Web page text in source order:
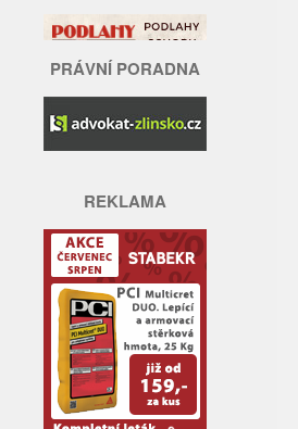
PRÁVNÍ PORADNA
REKLAMA